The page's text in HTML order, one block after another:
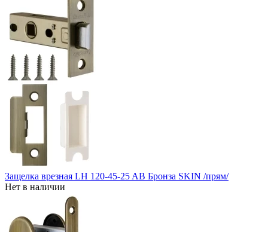
Защелка врезная LH 120-45-25 AB Бронза SKIN /прям/
Нет в наличии